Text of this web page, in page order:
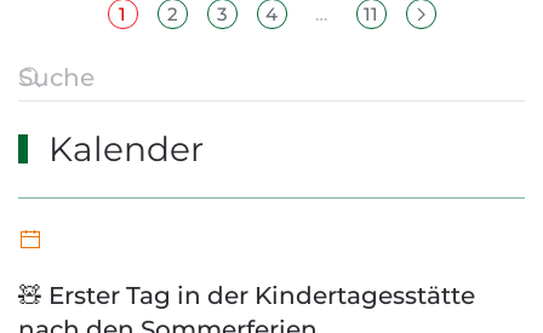
1 2 3 4 … 11
Kalender
🧸 Erster Tag in der Kindertagesstätte